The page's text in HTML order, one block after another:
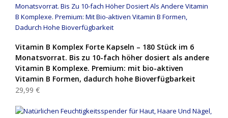
Vitamin B Komplex Forte Kapseln – 180 Stück im 6
Monatsvorrat. Bis zu 10-fach höher dosiert als andere
Vitamin B Komplexe. Premium: mit bio-aktiven
Vitamin B Formen, dadurch hohe Bioverfügbarkeit
29,99 €